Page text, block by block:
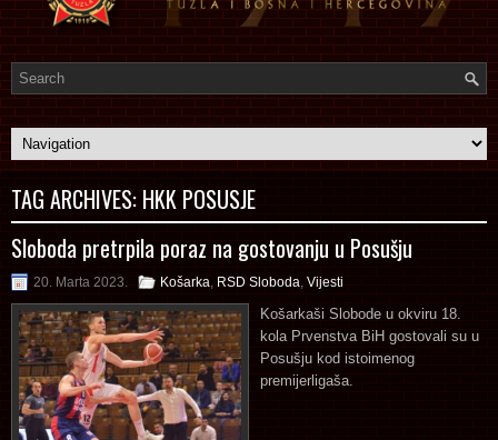
TAG ARCHIVES: HKK POSUSJE
Sloboda pretrpila poraz na gostovanju u Posušju
20. Marta 2023. Košarka RSD Sloboda Vijesti
Košarkaši Slobode u okviru 18.
kola Prvenstva BiH gostovali su u
Posušju kod istoimenog
premijerligaša.